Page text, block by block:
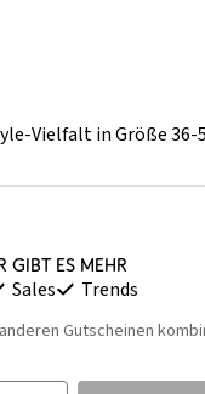
Vielfalt in Größe 36-
gibt es mehr
Sales Trends
Gutscheinen